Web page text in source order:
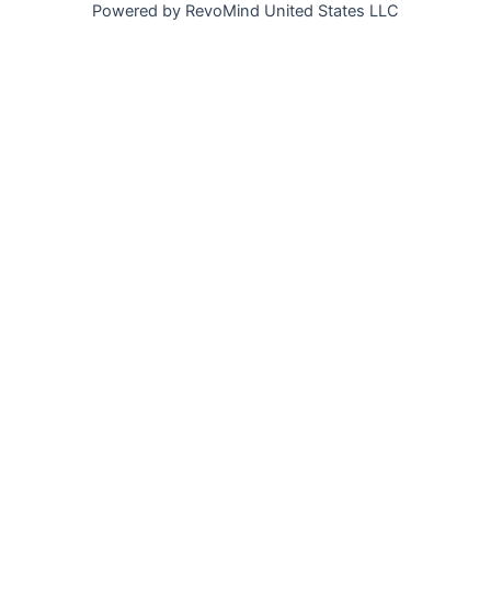
Powered by RevoMind United States LLC